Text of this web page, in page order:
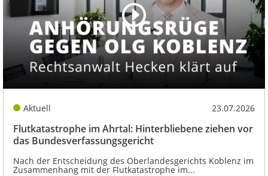
Aktuell 23.07.2026
Flutkatastrophe im Ahrtal: Hinterbliebene ziehen vor
das Bundesverfassungsgericht
Nach der Entscheidung des Oberlandesgerichts Koblenz im
Zusammenhang mit der Flutkatastrophe im...